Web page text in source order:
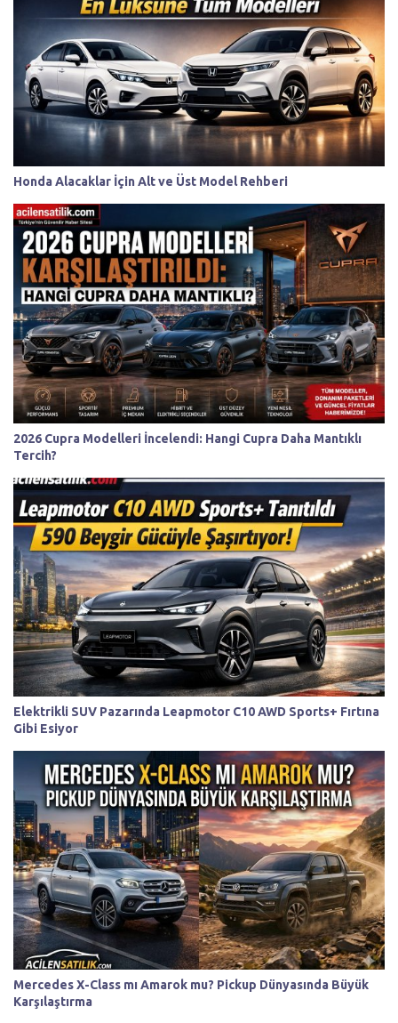
Honda Alacaklar İçin Alt ve Üst Model Rehberi
2026 Cupra Modelleri İncelendi: Hangi Cupra Daha Mantıklı
Tercih?
Elektrikli SUV Pazarında Leapmotor C10 AWD Sports+ Fırtına
Gibi Esiyor
Mercedes X-Class mı Amarok mu? Pickup Dünyasında Büyük
Karşılaştırma